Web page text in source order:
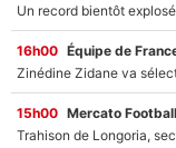
16h00 Équipe de
15h00 Mercato Football